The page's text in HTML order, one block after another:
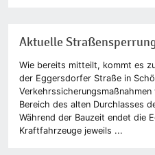
Aktuelle
Wie bereits mitteilt, kommt es
der Eggersdorfer Straße in
Bereich des alten Durchlasses
Während der Bauzeit endet die
Kraftfahrzeuge jeweils ...